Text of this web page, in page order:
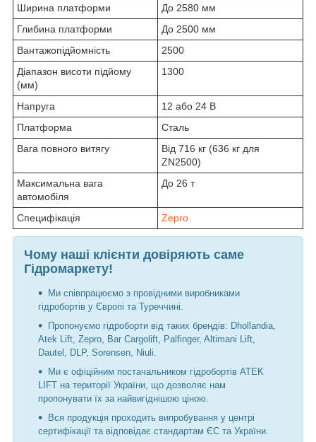
Ширина платформи
До 2580 мм
Глибина платформи
До 2500 мм
Вантажопідйомність
2500
Діапазон висоти підйому
(мм)
1300
Напруга
12 або 24 В
Платформа
Сталь
Вага повного витягу
Від 716 кг (636 кг для
ZN2500)
Максимальна вага
автомобіля
До 26 т
Специфікація Zepro
Чому наші клієнти довіряють саме
Гідромаркету!
Ми співпрацюємо з провідними виробниками
гідробортів у Європі та Туреччині.
Пропонуємо гідроборти від таких брендів: Dhollandia,
Atek Lift, Zepro, Bar Cargolift, Palfinger, Altimani Lift,
Dautel, DLP, Sorensen, Niuli.
Ми є офіційним постачальником гідробортів ATEK
LIFT на території України, що дозволяє нам
пропонувати їх за найвигіднішою ціною.
Вся продукція проходить випробування у центрі
сертифікації та відповідає стандартам ЄС та України.